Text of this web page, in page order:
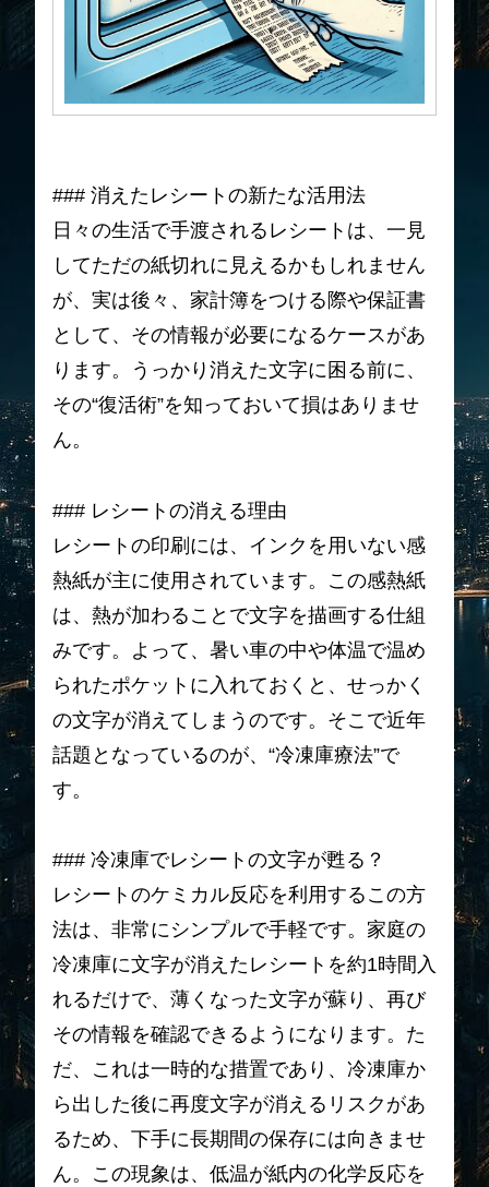
### 消えたレシートの新たな活用法
日々の生活で手渡されるレシートは、一見
してただの紙切れに見えるかもしれません
が、実は後々、家計簿をつける際や保証書
として、その情報が必要になるケースがあ
ります。うっかり消えた文字に困る前に、
その“復活術”を知っておいて損はありませ
ん。
### レシートの消える理由
レシートの印刷には、インクを用いない感
熱紙が主に使用されています。この感熱紙
は、熱が加わることで文字を描画する仕組
みです。よって、暑い車の中や体温で温め
られたポケットに入れておくと、せっかく
の文字が消えてしまうのです。そこで近年
話題となっているのが、“冷凍庫療法”で
す。
### 冷凍庫でレシートの文字が甦る？
レシートのケミカル反応を利用するこの方
法は、非常にシンプルで手軽です。家庭の
冷凍庫に文字が消えたレシートを約1時間入
れるだけで、薄くなった文字が蘇り、再び
その情報を確認できるようになります。た
だ、これは一時的な措置であり、冷凍庫か
ら出した後に再度文字が消えるリスクがあ
るため、下手に長期間の保存には向きませ
ん。この現象は、低温が紙内の化学反応を